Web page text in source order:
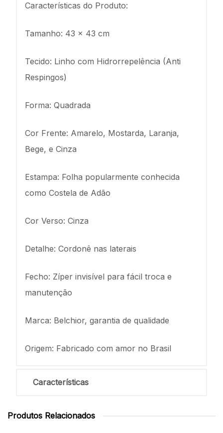
Características do Produto:
Tamanho: 43 x 43 cm
Tecido: Linho com Hidrorrepelência (Anti
Respingos)
Forma: Quadrada
Cor Frente: Amarelo, Mostarda, Laranja,
Bege, e Cinza
Estampa: Folha popularmente conhecida
como Costela de Adão
Cor Verso: Cinza
Detalhe: Cordonê nas laterais
Fecho: Zíper invisível para fácil troca e
manutenção
Marca: Belchior, garantia de qualidade
Origem: Fabricado com amor no Brasil
Características
Produtos Relacionados